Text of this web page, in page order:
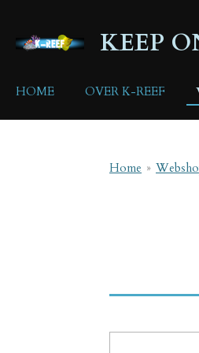
direct
naar
hoofdinhoud
KEEP
HOME OVER K-REEF
Home »